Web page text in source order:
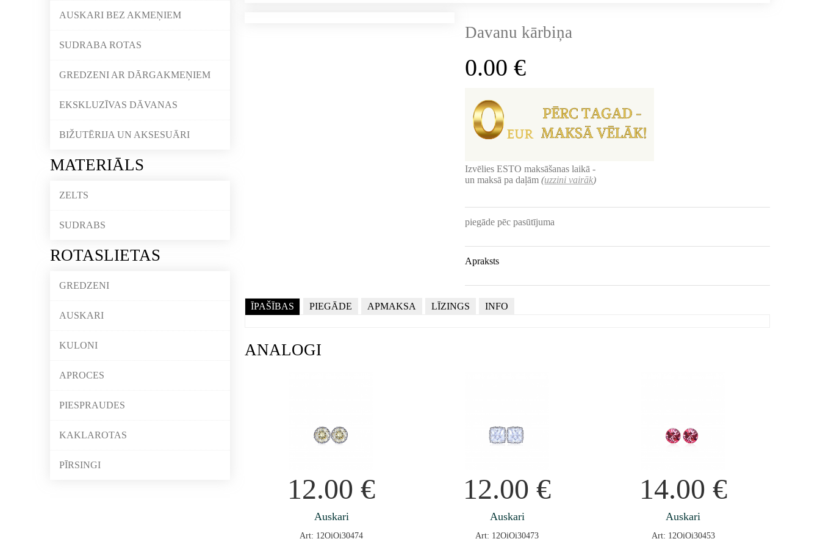
AUSKARI BEZ AKMEŅIEM
SUDRABA ROTAS
GREDZENI AR DĀRGAKMEŅIEM
EKSKLUZĪVAS DĀVANAS
BIŽUTĒRIJA UN AKSESUĀRI
MATERIĀLS
ZELTS
SUDRABS
ROTASLIETAS
GREDZENI
AUSKARI
KULONI
APROCES
PIESPRAUDES
KAKLAROTAS
PĪRSINGI
Davanu kārbiņa
0.00€
Izvēlies ESTO maksāšanas laikā -
un maksā pa daļām(uzzini vairāk)
piegāde pēc pasūtījuma
Apraksts
ĪPAŠĪBAS PIEGĀDE APMAKSA LĪZINGS INFO
ANALOGI
12.00€
Auskari
Art: 12OiOi30474
12.00€
Auskari
Art: 12OiOi30473
14.00 €
Auskari
Art: 12OiOi30453